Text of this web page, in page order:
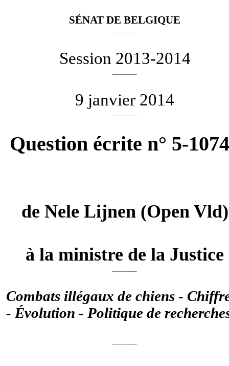
SÉNAT DE BELGIQUE
Session 2013-2014
9 janvier 2014
Question écrite n° 5-
de Nele Lijnen(Open Vld)
à la ministre de la Justice
Combats illégaux de chiens -
- Évolution - Politique de